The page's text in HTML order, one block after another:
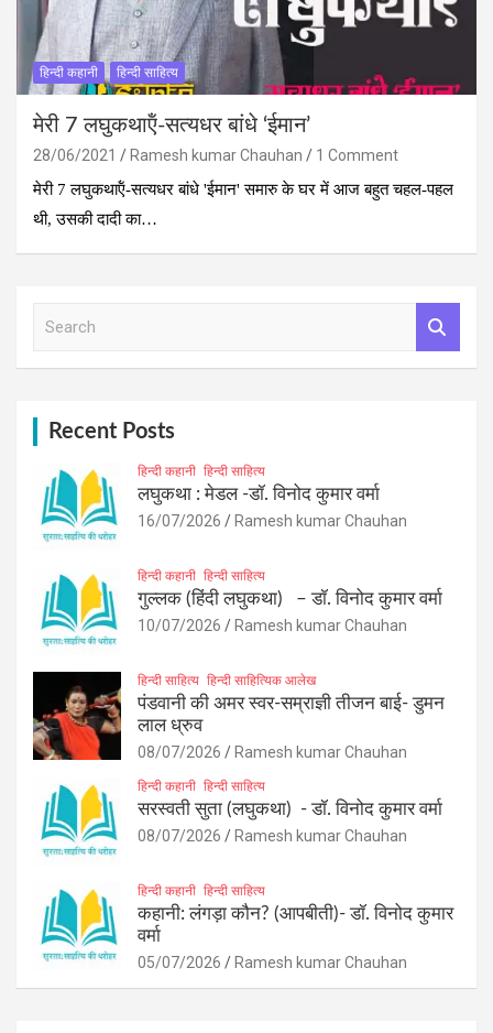
हिन्दी कहानी हिन्दी साहित्य
मेरी 7 लघुकथाऍं-सत्‍यधर बांधे ‘ईमान’
28/06/2021 Ramesh kumar Chauhan
1 Comment
मेरी 7 लघुकथाऍं-सत्‍यधर बांधे 'ईमान' समारु के घर में आज बहुत चहल-पहल
थी, उसकी दादी का…
Recent Posts
हिन्दी कहानी हिन्दी साहित्य
लघुकथा : मेडल -डॉ. विनोद कुमार वर्मा
16/07/2026 Ramesh kumar Chauhan
हिन्दी कहानी हिन्दी साहित्य
गुल्लक (हिंदी लघुकथा) – डॉ. विनोद कुमार वर्मा
10/07/2026 Ramesh kumar Chauhan
हिन्दी साहित्य हिन्दी साहित्यिक आलेख
पंडवानी की अमर स्वर-सम्राज्ञी तीजन बाई- डुमन
लाल ध्रुव
08/07/2026 Ramesh kumar Chauhan
हिन्दी कहानी हिन्दी साहित्य
सरस्वती सुता (लघुकथा) ​- डॉ. विनोद कुमार वर्मा
08/07/2026 Ramesh kumar Chauhan
हिन्दी कहानी हिन्दी साहित्य
कहानी: लंगड़ा कौन? (आपबीती)​- डॉ. विनोद कुमार
वर्मा
05/07/2026 Ramesh kumar Chauhan